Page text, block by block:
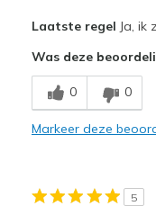
Breathe Well
Comfortable
Laatste regel Ja, ik
Was deze
0 0
Markeer deze
5